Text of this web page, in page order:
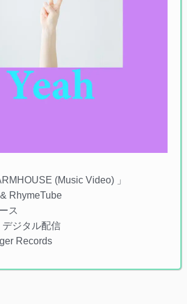
(Music Video) 」
RhymeTube
ス
ジタル配信
Records